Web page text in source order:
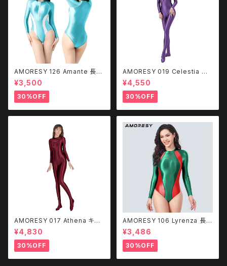
AMORESY 126 Amante 長袖
水着（フロントジップ）
¥3,500
30%OFF
AMORESY 019 Celestia フ
ロントジップ キャットスーツ CQ
LK
¥4,550
30%OFF
AMORESY 017 Athena キャ
ットスーツ - Burgundy
¥4,830
30%OFF
AMORESY 106 Lyrenza 長袖
水着 レオタード
¥3,486
30%OFF